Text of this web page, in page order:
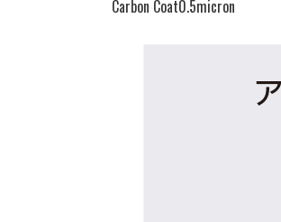
Carbon Coat0.5micron